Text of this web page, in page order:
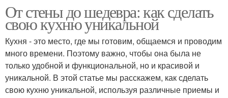
От стены до шедевра: как сделать
свою кухню уникальной
Кухня - это место, где мы готовим, общаемся и проводим
много времени. Поэтому важно, чтобы она была не
только удобной и функциональной, но и красивой и
уникальной. В этой статье мы расскажем, как сделать
свою кухню уникальной, используя различные приемы и